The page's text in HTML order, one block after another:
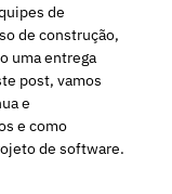
de
de construção,
uma entrega
post, vamos
e
e como
de software.